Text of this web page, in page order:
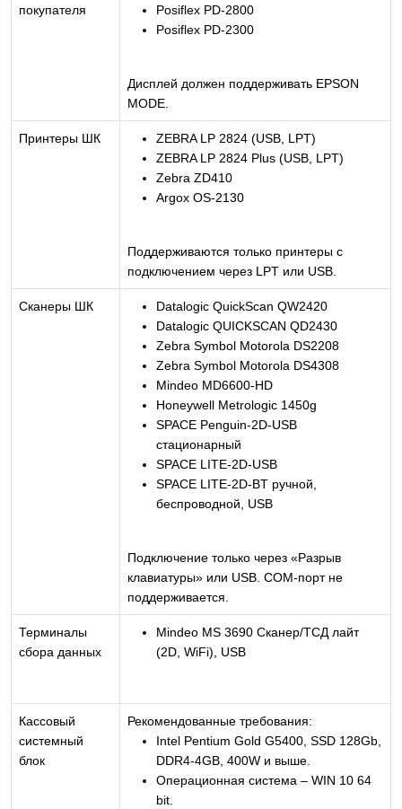
покупателя
Posiflex PD-2800
Posiflex PD-2300
Дисплей должен поддерживать EPSON
MODE.
Принтеры ШК
ZEBRA LP 2824 (USB, LPT)
ZEBRA LP 2824 Plus (USB, LPT)
Zebra ZD410
Argox OS-2130
Поддерживаются только принтеры с
подключением через LPT или USB.
Сканеры ШК
Datalogic QuickScan QW2420
Datalogic QUICKSCAN QD2430
Zebra Symbol Motorola DS2208
Zebra Symbol Motorola DS4308
Mindeo MD6600-HD
Honeywell Metrologic 1450g
SPACE Penguin-2D-USB
стационарный
SPACE LITE-2D-USB
SPACE LITE-2D-BT ручной,
беспроводной, USB
Подключение только через «Разрыв
клавиатуры» или USB. COM-порт не
поддерживается.
Терминалы
сбора данных
Mindeo MS 3690 Сканер/ТСД лайт
(2D, WiFi), USB
Кассовый
системный
блок
Рекомендованные требования:
Intel Pentium Gold G5400, SSD 128Gb,
DDR4-4GB, 400W и выше.
Операционная система – WIN 10 64
bit.